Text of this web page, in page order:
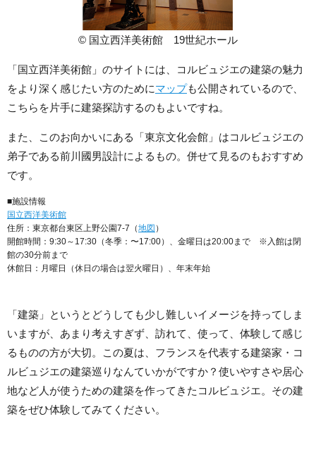
© 国立西洋美術館 19世紀ホール
「国立西洋美術館」のサイトには、コルビュジエの建築の魅力
をより深く感じたい方のためにマップも公開されているので、
こちらを片手に建築探訪するのもよいですね。
また、このお向かいにある「東京文化会館」はコルビュジエの
弟子である前川國男設計によるもの。併せて見るのもおすすめ
です。
■施設情報
国立西洋美術館
住所：東京都台東区上野公園7-7（地図 ）
開館時間：9:30～17:30（冬季：〜17:00）、金曜日は20:00まで ※入館は閉
館の30分前まで
休館日：月曜日（休日の場合は翌火曜日）、年末年始
「建築」というとどうしても少し難しいイメージを持ってしま
いますが、あまり考えすぎず、訪れて、使って、体験して感じ
るものの方が大切。この夏は、フランスを代表する建築家・コ
ルビュジエの建築巡りなんていかがですか？使いやすさや居心
地など人が使うための建築を作ってきたコルビュジエ。その建
築をぜひ体験してみてください。